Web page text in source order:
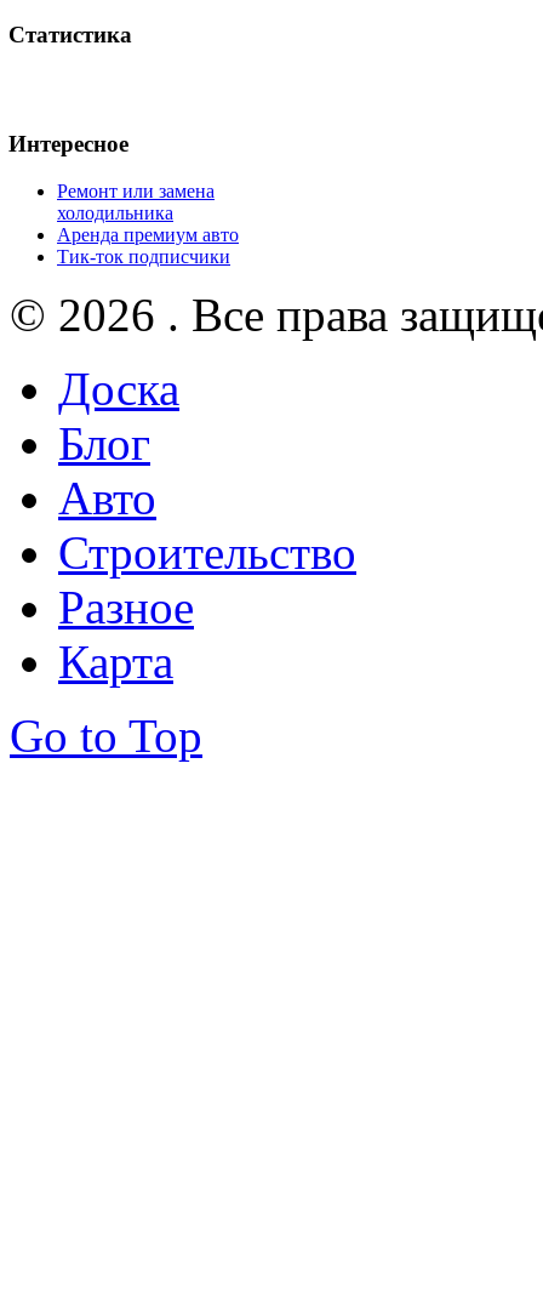
Статистика
Интересное
Ремонт или замена
холодильника
Аренда премиум авто
Тик-ток подписчики
© 2026 . Все права
Доска
Блог
Авто
Строительство
Разное
Карта
Go to Top